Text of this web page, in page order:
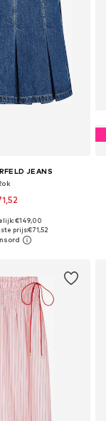
JEANS
34, 36, 38, 40, 42
€149,00
prijs:€71,52